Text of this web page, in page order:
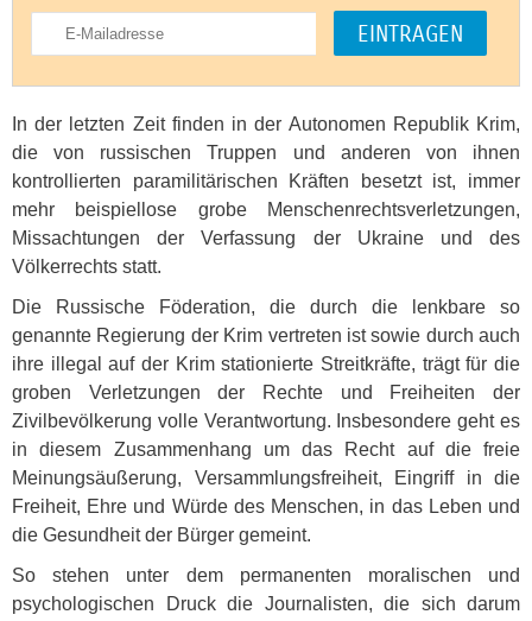
In der letzten Zeit finden in der Autonomen Republik Krim,
die von russischen Truppen und anderen von ihnen
kontrollierten paramilitärischen Kräften besetzt ist, immer
mehr beispiellose grobe Menschenrechtsverletzungen,
Missachtungen der Verfassung der Ukraine und des
Völkerrechts statt.
Die Russische Föderation, die durch die lenkbare so
genannte Regierung der Krim vertreten ist sowie durch auch
ihre illegal auf der Krim stationierte Streitkräfte, trägt für die
groben Verletzungen der Rechte und Freiheiten der
Zivilbevölkerung volle Verantwortung. Insbesondere geht es
in diesem Zusammenhang um das Recht auf die freie
Meinungsäußerung, Versammlungsfreiheit, Eingriff in die
Freiheit, Ehre und Würde des Menschen, in das Leben und
die Gesundheit der Bürger gemeint.
So stehen unter dem permanenten moralischen und
psychologischen Druck die Journalisten, die sich darum